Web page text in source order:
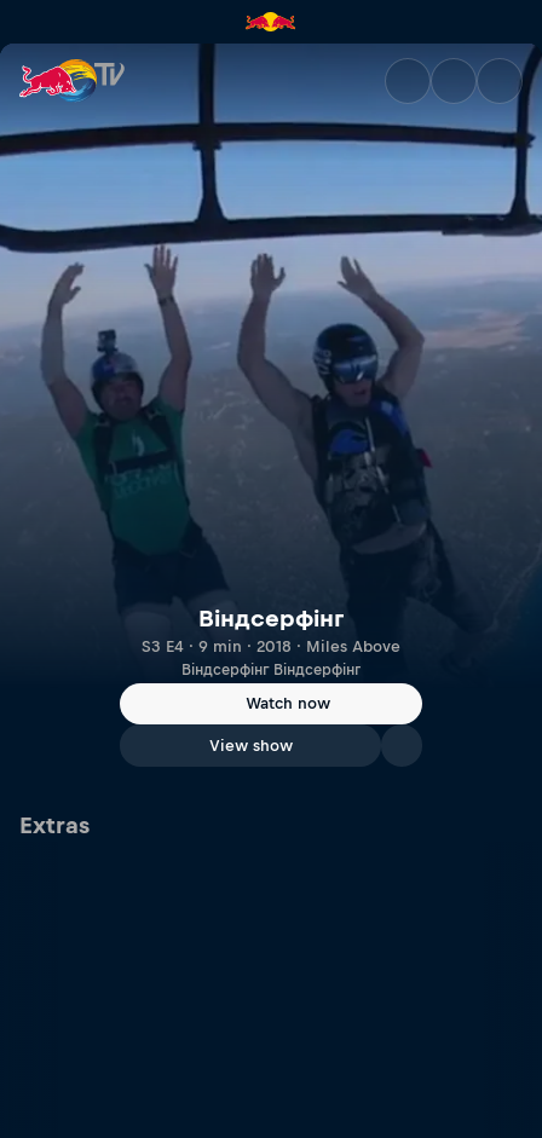
Віндсерфінг | Red Bull TV
Віндсерфінг
S3 E4 · 9 min · 2018 · Miles Above
Віндсерфінг Віндсерфінг
Watch now
View show
Extras